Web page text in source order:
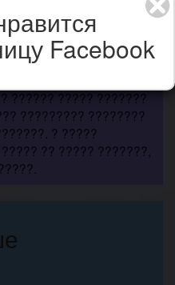
?????????. ???????
??? ? ???????
???? ????? ??? ????,
?
?????, ??? ???
?????? ????? ???????
????????? ????????
? ?????
?? ????? ???????,
Facebook